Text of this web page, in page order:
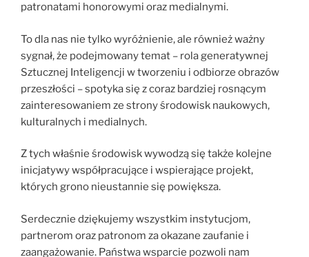
patronatami honorowymi oraz medialnymi.
To dla nas nie tylko wyróżnienie, ale również ważny
sygnał, że podejmowany temat – rola generatywnej
Sztucznej Inteligencji w tworzeniu i odbiorze obrazów
przeszłości – spotyka się z coraz bardziej rosnącym
zainteresowaniem ze strony środowisk naukowych,
kulturalnych i medialnych.
Z tych właśnie środowisk wywodzą się także kolejne
inicjatywy współpracujące i wspierające projekt,
których grono nieustannie się powiększa.
Serdecznie dziękujemy wszystkim instytucjom,
partnerom oraz patronom za okazane zaufanie i
zaangażowanie. Państwa wsparcie pozwoli nam